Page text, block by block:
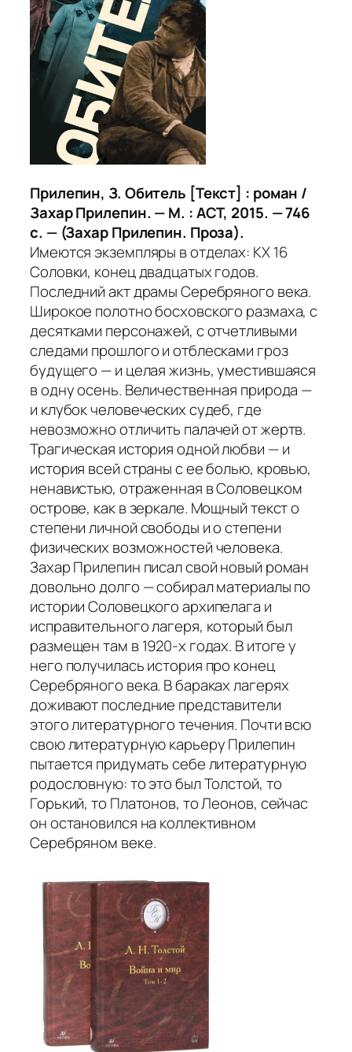
Прилепин, З. Обитель [Текст] : роман /
Захар Прилепин. — М. : АСТ, 2015. — 746
с. — (Захар Прилепин. Проза).
Имеются экземпляры в отделах: КХ 16
Соловки, конец двадцатых годов.
Последний акт драмы Серебряного века.
Широкое полотно босховского размаха, с
десятками персонажей, с отчетливыми
следами прошлого и отблесками гроз
будущего — и целая жизнь, уместившаяся
в одну осень. Величественная природа —
и клубок человеческих судеб, где
невозможно отличить палачей от жертв.
Трагическая история одной любви — и
история всей страны с ее болью, кровью,
ненавистью, отраженная в Соловецком
острове, как в зеркале. Мощный текст о
степени личной свободы и о степени
физических возможностей человека.
Захар Прилепин писал свой новый роман
довольно долго — собирал материалы по
истории Соловецкого архипелага и
исправительного лагеря, который был
размещен там в 1920-х годах. В итоге у
него получилась история про конец
Серебряного века. В бараках лагерях
доживают последние представители
этого литературного течения. Почти всю
свою литературную карьеру Прилепин
пытается придумать себе литературную
родословную: то это был Толстой, то
Горький, то Платонов, то Леонов, сейчас
он остановился на коллективном
Серебряном веке.